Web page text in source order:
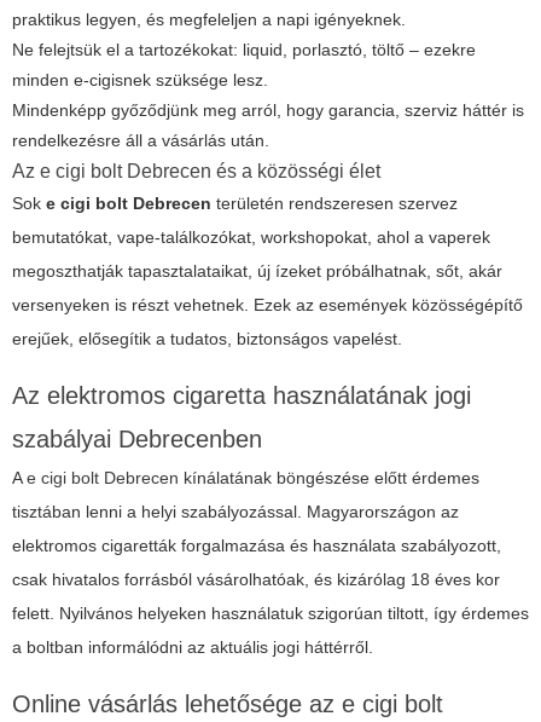
praktikus legyen, és megfeleljen a napi igényeknek.
Ne felejtsük el a tartozékokat: liquid, porlasztó, töltő – ezekre
minden e-cigisnek szüksége lesz.
Mindenképp győződjünk meg arról, hogy garancia, szerviz háttér is
rendelkezésre áll a vásárlás után.
Az e cigi bolt Debrecen és a közösségi élet
Sok e cigi bolt Debrecen területén rendszeresen szervez
bemutatókat, vape-találkozókat, workshopokat, ahol a vaperek
megoszthatják tapasztalataikat, új ízeket próbálhatnak, sőt, akár
versenyeken is részt vehetnek. Ezek az események közösségépítő
erejűek, elősegítik a tudatos, biztonságos vapelést.
Az elektromos cigaretta használatának jogi
szabályai Debrecenben
Ae cigi bolt Debrecen kínálatának böngészése előtt érdemes
tisztában lenni a helyi szabályozással. Magyarországon az
elektromos cigaretták forgalmazása és használata szabályozott,
csak hivatalos forrásból vásárolhatóak, és kizárólag 18 éves kor
felett. Nyilvános helyeken használatuk szigorúan tiltott, így érdemes
a boltban informálódni az aktuális jogi háttérről.
Online vásárlás lehetősége az e cigi bolt